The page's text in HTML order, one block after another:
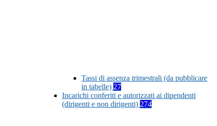
Tassi di assenza trimestrali (da pubblicare
in tabelle) 27
Incarichi conferiti e autorizzati ai dipendenti
(dirigenti e non dirigenti) 274